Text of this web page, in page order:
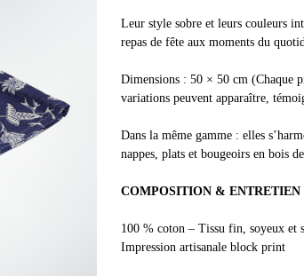
Leur style sobre et leurs couleurs
repas de fête aux moments du
Dimensions : 50 × 50 cm (Chaque
variations peuvent apparaître,
Dans la même gamme : elles
nappes, plats et bougeoirs en bois
COMPOSITION & ENTRETIEN
100 % coton – Tissu fin, soyeux et
Impression artisanale block print